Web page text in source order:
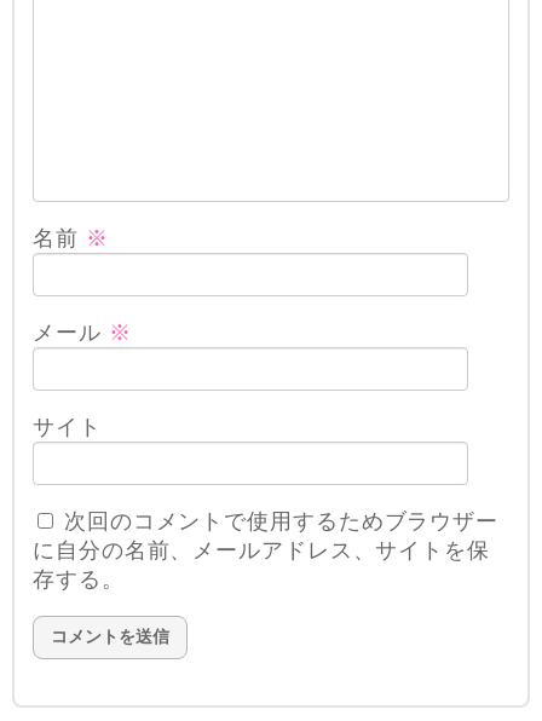
名前 ※
メール ※
サイト
次回のコメントで使用するためブラウザー
に自分の名前、メールアドレス、サイトを保
存する。